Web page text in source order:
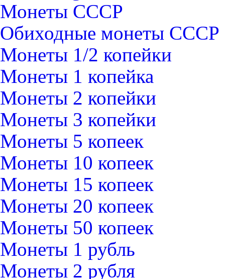
Монеты СССР
Обиходные монеты СССР
Монеты 1/2 копейки
Монеты 1 копейка
Монеты 2 копейки
Монеты 3 копейки
Монеты 5 копеек
Монеты 10 копеек
Монеты 15 копеек
Монеты 20 копеек
Монеты 50 копеек
Монеты 1 рубль
Монеты 2 рубля